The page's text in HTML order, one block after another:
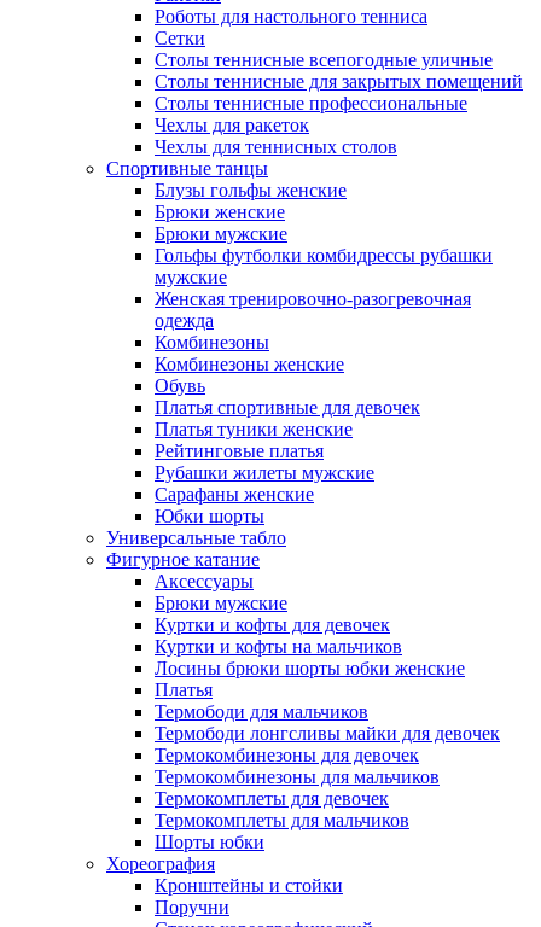
Роботы для настольного тенниса
Сетки
Столы теннисные всепогодные уличные
Столы теннисные для закрытых помещений
Столы теннисные профессиональные
Чехлы для ракеток
Чехлы для теннисных столов
Спортивные танцы
Блузы гольфы женские
Брюки женские
Брюки мужские
Гольфы футболки комбидрессы рубашки
мужские
Женская тренировочно-разогревочная
одежда
Комбинезоны
Комбинезоны женские
Обувь
Платья спортивные для девочек
Платья туники женские
Рейтинговые платья
Рубашки жилеты мужские
Сарафаны женские
Юбки шорты
Универсальные табло
Фигурное катание
Аксессуары
Брюки мужские
Куртки и кофты для девочек
Куртки и кофты на мальчиков
Лосины брюки шорты юбки женские
Платья
Термободи для мальчиков
Термободи лонгсливы майки для девочек
Термокомбинезоны для девочек
Термокомбинезоны для мальчиков
Термокомплеты для девочек
Термокомплеты для мальчиков
Шорты юбки
Хореография
Кронштейны и стойки
Поручни